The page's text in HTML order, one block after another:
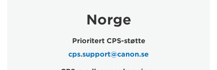
Norge
Prioritert CPS-støtte
cps.support@canon.se